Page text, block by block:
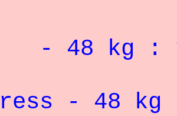
- 48 kg :
- 48